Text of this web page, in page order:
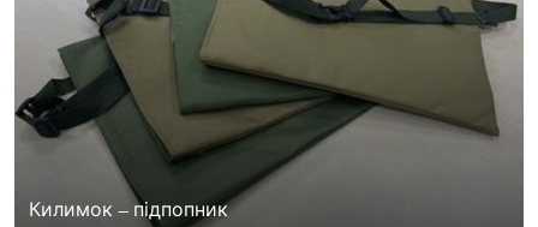
Килимок – підпопник